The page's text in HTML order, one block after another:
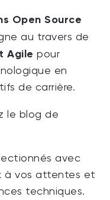
Open Source
au travers de
Agile pour
en
de carrière.
le blog de
avec
à vos attentes et
techniques.